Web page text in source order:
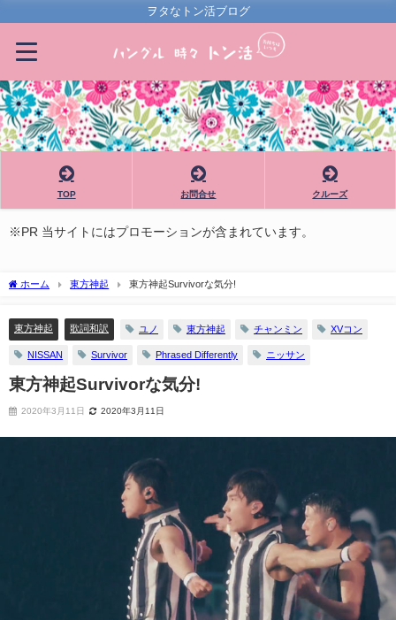
ヲタなトン活ブログ
TOP お問合せ クルーズ
※PR 当サイトにはプロモーションが含まれています。
ホーム 東方神起 東方神起Survivorな気分!
東方神起 歌詞和訳 ユノ 東方神起 チャンミン XVコン
NISSAN Survivor Phrased Differently ニッサン
東方神起Survivorな気分!
2020年3月11日 2020年3月11日